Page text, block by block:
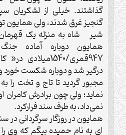
گذاشتند. خیلی از لشکریان
گنجیز غرق شدند، ولی همایون
شیر شاه به منزله یک
همایون دوباره
947قمری/
درگیر شد و دوباره شکست
مجبور گردید تا تاج و تخت را
نماید؛ ولی چون برادرش کامران
نمی‌داد، به طرف سند فرارکرد.
همایون در روزگار سرگردانی در
ای به نام حمیده بیگم که وی